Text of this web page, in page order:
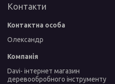
Контакти
Олександр
Davi- інтернет магазин
деревообробного інструменту